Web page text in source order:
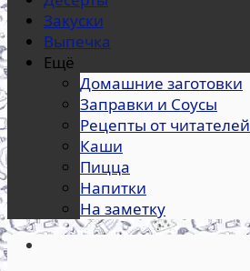
Закуски
Выпечка
Ещё
Домашние заготовки
Заправки и Соусы
Рецепты от читателей
Каши
Пицца
Напитки
На заметку